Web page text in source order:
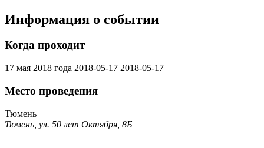
Информация о событии
Когда проходит
17 мая 2018 года 2018-05-17 2018-05-17
Место проведения
Тюмень
Тюмень, ул. 50 лет Октября, 8Б